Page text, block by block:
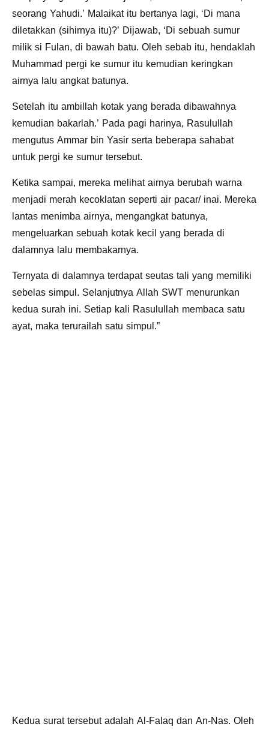
seorang Yahudi.’ Malaikat itu bertanya lagi, ‘Di mana
diletakkan (sihirnya itu)?’ Dijawab, ‘Di sebuah sumur
milik si Fulan, di bawah batu. Oleh sebab itu, hendaklah
Muhammad pergi ke sumur itu kemudian keringkan
airnya lalu angkat batunya.
Setelah itu ambillah kotak yang berada dibawahnya
kemudian bakarlah.’ Pada pagi harinya, Rasulullah
mengutus Ammar bin Yasir serta beberapa sahabat
untuk pergi ke sumur tersebut.
Ketika sampai, mereka melihat airnya berubah warna
menjadi merah kecoklatan seperti air pacar/ inai. Mereka
lantas menimba airnya, mengangkat batunya,
mengeluarkan sebuah kotak kecil yang berada di
dalamnya lalu membakarnya.
Ternyata di dalamnya terdapat seutas tali yang memiliki
sebelas simpul. Selanjutnya Allah SWT menurunkan
kedua surah ini. Setiap kali Rasulullah membaca satu
ayat, maka terurailah satu simpul.”
Kedua surat tersebut adalah Al-Falaq dan An-Nas. Oleh